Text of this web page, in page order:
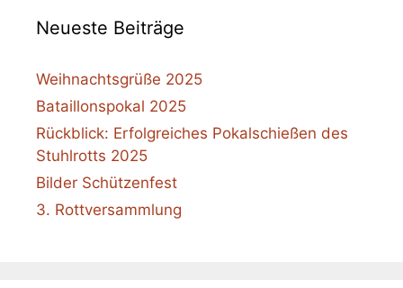
Neueste Beiträge
Weihnachtsgrüße 2025
Bataillonspokal 2025
Rückblick: Erfolgreiches Pokalschießen des
Stuhlrotts 2025
Bilder Schützenfest
3. Rottversammlung